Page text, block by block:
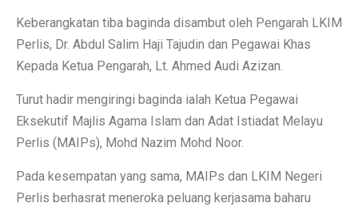
Keberangkatan tiba baginda disambut oleh Pengarah LKIM
Perlis, Dr. Abdul Salim Haji Tajudin dan Pegawai Khas
Kepada Ketua Pengarah, Lt. Ahmed Audi Azizan.
Turut hadir mengiringi baginda ialah Ketua Pegawai
Eksekutif Majlis Agama Islam dan Adat Istiadat Melayu
Perlis (MAIPs), Mohd Nazim Mohd Noor.
Pada kesempatan yang sama, MAIPs dan LKIM Negeri
Perlis berhasrat meneroka peluang kerjasama baharu